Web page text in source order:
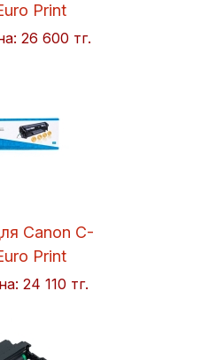
Print
26 600 тг.
Canon C-
Print
24 110 тг.